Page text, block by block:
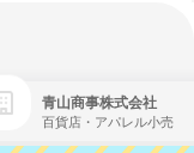
青山商事株式会社
百貨店・アパレル小売